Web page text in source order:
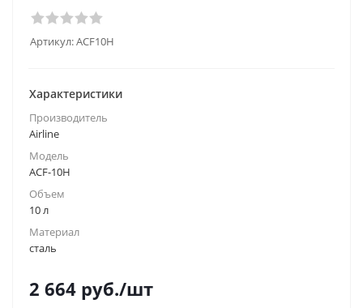
Артикул:ACF10H
Характеристики
Производитель
Airline
Модель
ACF-10H
Объем
10 л
Материал
сталь
2 664 руб./шт